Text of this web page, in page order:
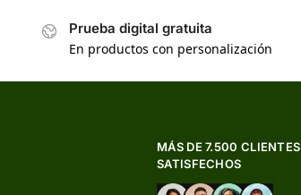
Prueba digital gratuita
En productos con personalización
MÁS DE 7.500 CLIENTES
SATISFECHOS